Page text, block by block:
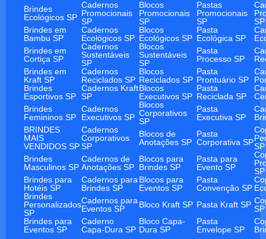
Brindes
Ecológicos SP
Cadernos
Promocionais
SP
Blocos
Promocionais
SP
Pastas
Promocionais
SP
SP
Brindes em
Bambu SP
Cadernos
Ecológicos SP
Blocos
Ecológicos SP
Pasta
Ecológica SP
Brindes em
Cortiça SP
Cadernos
Sustentáveis
SP
Blocos
Sustentáveis
SP
Pasta
Processo SP
Brindes em
Kraft SP
Cadernos
Reciclados SP
Blocos
Reciclados SP
Pasta
Prontuário SP
Brindes
Esportivos SP
Cadernos Kraft
SP
Blocos
Executivos SP
Pasta
Reciclada SP
Brindes
Femininos SP
Cadernos
Executivos SP
Blocos
Corporativos
SP
Pasta
Executiva SP
BRINDES
MAIS
VENDIDOS SP
Cadernos
Corporativos
SP
Blocos de
Anotações SP
Pasta
Corporativa SPSP
Brindes
Masculinos SP
Cadernos de
Anotações SP
Blocos para
Brindes SP
Pasta para
Evento SP
SP
Brindes para
Hotéis SP
Cadernos para
Brindes SP
Blocos para
Eventos SP
Pasta
Convenção SP
Brindes
Personalizados
SP
Cadernos para
Eventos SP
Bloco Kraft SP Pasta Kraft SP SP
Brindes para
Eventos SP
Caderno
Capa-Dura SP
Bloco Capa-
Dura SP
Pasta
Envelope SP